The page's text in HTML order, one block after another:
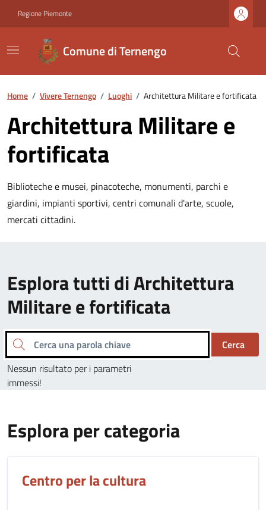
Regione Piemonte
Comune di Ternengo
Home / Vivere Ternengo / Luoghi / Architettura Militare e fortificata
Architettura Militare e
fortificata
Biblioteche e musei, pinacoteche, monumenti, parchi e
giardini, impianti sportivi, centri comunali d'arte, scuole,
mercati cittadini.
Esplora tutti di Architettura
Militare e fortificata
Cerca una parola chiave
Cerca
Nessun risultato per i parametri
immessi!
Esplora per categoria
Centro per la cultura